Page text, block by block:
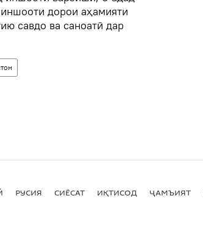
дорои аҳамияти
савдо ва саноатӣ дар
РУСИЯ СИЁСАТ ИҚТИСОД ҶАМЪИЯТ